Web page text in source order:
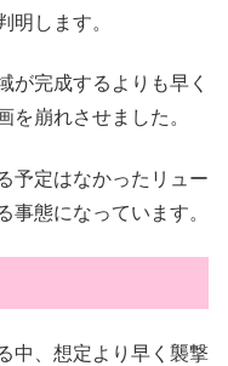
明します。
が完成するよりも早く
を崩れさせました。
予定はなかったリュー
事態になっています。
中、想定より早く襲撃